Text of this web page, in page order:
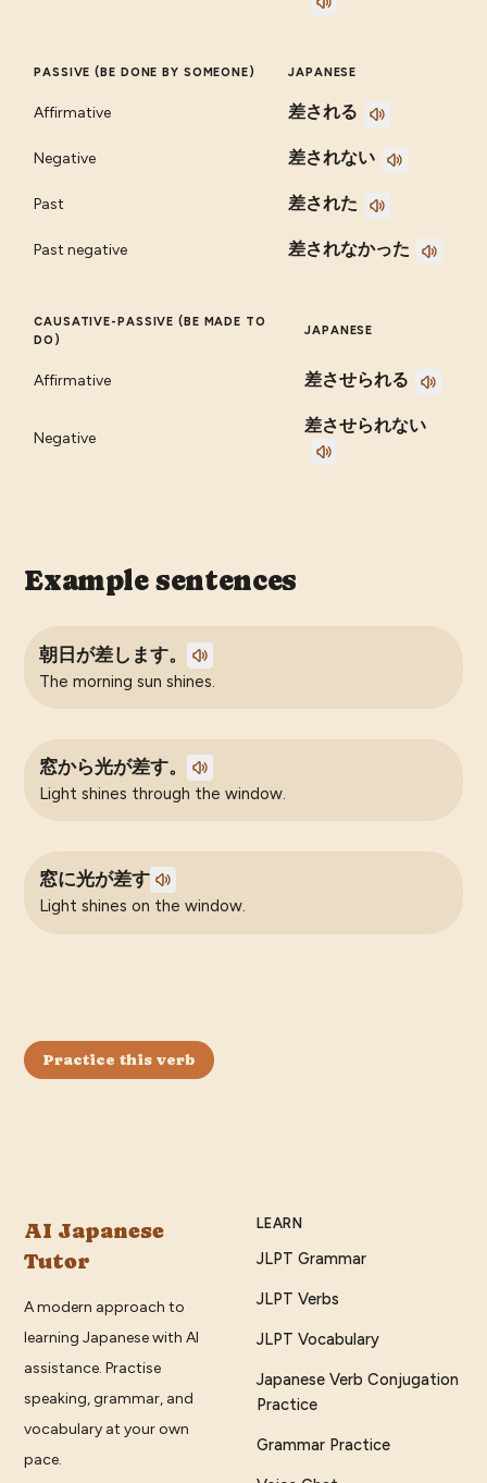
PASSIVE (BE DONE BY SOMEONE) JAPANESE
Affirmative 差される
Negative 差されない
Past 差された
Past negative 差されなかった
CAUSATIVE-PASSIVE (BE MADE TO
DO)
JAPANESE
Affirmative 差させられる
Negative
差させられない
Example sentences
朝日が差します。
The morning sun shines.
窓から光が差す。
Light shines through the window.
窓に光が差す
Light shines on the window.
Practice this verb
AI Japanese
Tutor
A modern approach to
learning Japanese with AI
assistance. Practise
speaking, grammar, and
vocabulary at your own
pace.
LEARN
JLPT Grammar
JLPT Verbs
JLPT Vocabulary
Japanese Verb Conjugation
Practice
Grammar Practice